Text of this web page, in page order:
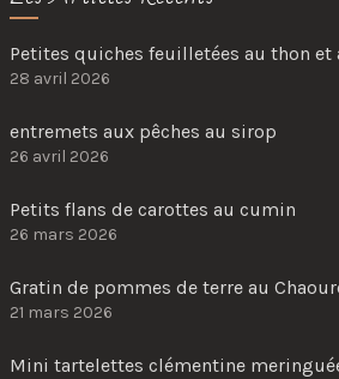
Petites quiches feuilletées au thon et
28 avril 2026
entremets aux pêches au sirop
26 avril 2026
Petits flans de carottes au cumin
26 mars 2026
Gratin de pommes de terre au
21 mars 2026
Mini tartelettes clémentine